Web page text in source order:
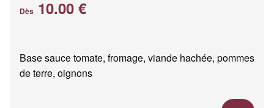
Dès 10.00 €
Base sauce tomate, fromage, viande hachée, pommes
de terre, oignons